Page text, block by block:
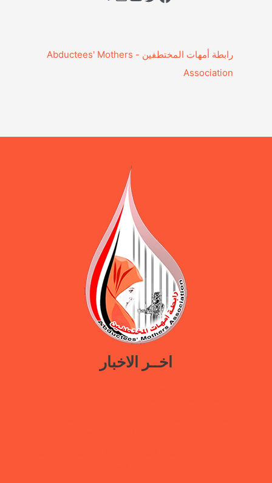
‎رابطة أمهات المختطفين - Abductees' Mothers
Association‎
اخــر الاخبار